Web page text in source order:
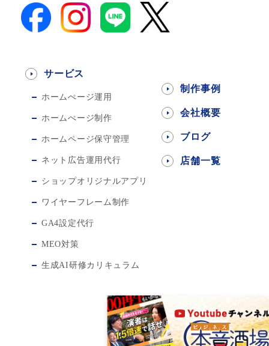
サービス
ホームぺージ運用
ホームぺージ制作
ホームページ保守管理
ネット広告運用代行
ショップオリジナルアプリ
ワイヤーフレーム制作
GA4設定代行
MEO対策
生成AI研修カリキュラム
制作事例
会社概要
ブログ
店舗一覧